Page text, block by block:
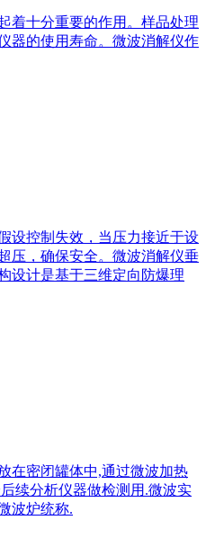
着十分重要的作用。样品处理
器的使用寿命。微波消解仪作
设控制失效，当压力接近于设
压，确保安全。微波消解仪垂
设计是基于三维定向防爆理
在密闭罐体中,通过微波加热
续分析仪器做检测用.微波实
波炉统称.